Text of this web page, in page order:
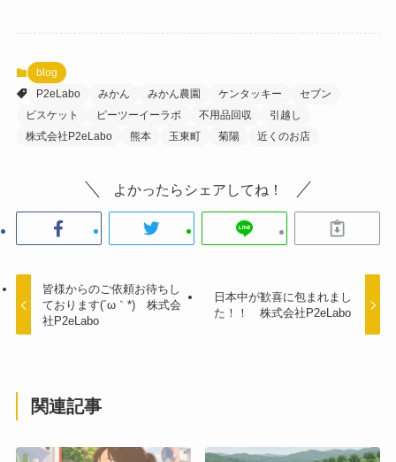
blog
P2eLabo
みかん みかん農園 ケンタッキー
セブン
ビスケット
ピーツーイーラボ 不用品回収
引越し
株式会社P2eLabo
熊本 玉東町 菊陽 近くのお店
よかったらシェアしてね！
皆様からのご依頼お待ちし
ております(´ω｀*) 株式会
社P2eLabo
日本中が歓喜に包まれまし
た！！ 株式会社P2eLabo
関連記事